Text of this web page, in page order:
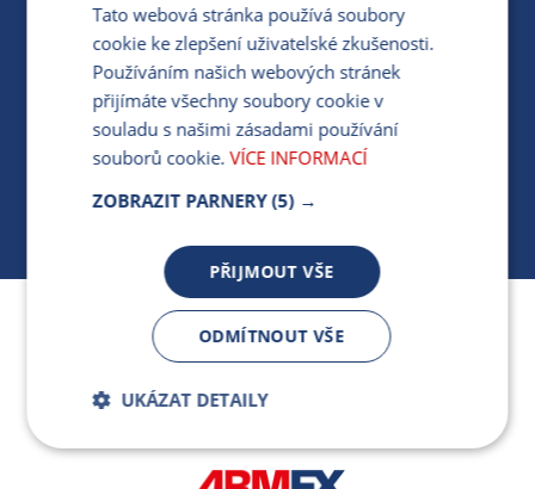
Jsme součástí skupiny ARMEX a členem Asociace
nezávislých dodavatelů energií.
MÁM DOTAZ KE STÁVAJÍCÍ SMLOUVĚ
412 154 154
PO-PÁ 7:30-17:00
Tato webová stránka používá soubory
cookie ke zlepšení uživatelské zkušenosti.
Používáním našich webových stránek
přijímáte všechny soubory cookie v
souladu s našimi zásadami používání
souborů cookie. VÍCE INFORMACÍ
ZOBRAZIT PARNERY (5) →
PŘIJMOUT VŠE
ODMÍTNOUT VŠE
UKÁZAT DETAILY
Bezpodmínečně
nutné soubory
Výkonnostní